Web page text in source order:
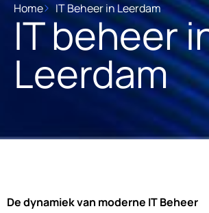
Home IT Beheer in Leerdam
IT beheer
Leerdam
De dynamiek van moderne IT Beheer